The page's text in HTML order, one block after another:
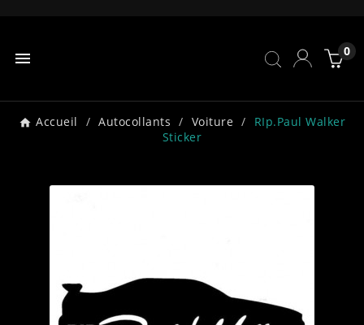
 0
Accueil Autocollants Voiture
RIp.Paul Walker
Sticker